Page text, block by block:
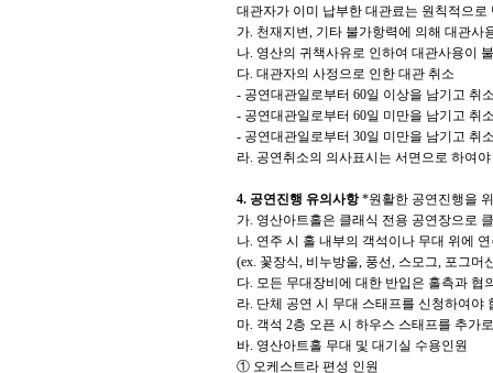
대관자가 이미 납부한 대관료는 원칙적으로
가. 천재지변, 기타 불가항력에 의해 대관사
나. 영산의 귀책사유로 인하여 대관사용이
다. 대관자의 사정으로 인한 대관 취소
- 공연대관일로부터 60일 이상을 남기고 취
- 공연대관일로부터 60일 미만을 남기고 취
- 공연대관일로부터 30일 미만을 남기고 취
라. 공연취소의 의사표시는 서면으로 하여야
4. 공연진행 유의사항*원활한 공연진행을
가. 영산아트홀은 클래식 전용 공연장으로
나. 연주 시 홀 내부의 객석이나 무대 위에
(ex. 꽃장식, 비누방울, 풍선, 스모그, 포그머
다. 모든 무대장비에 대한 반입은 홀측과 협
라. 단체 공연 시 무대 스태프를 신청하여야
마. 객석 2층 오픈 시 하우스 스태프를 추가
바. 영산아트홀 무대 및 대기실 수용인원
① 오케스트라 편성 인원